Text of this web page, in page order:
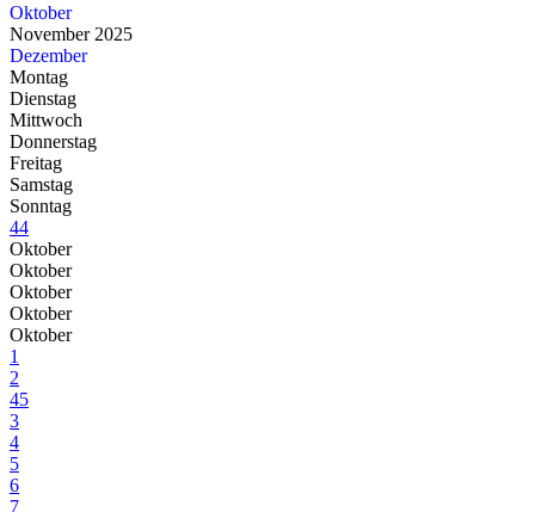
Oktober
November 2025
Dezember
Montag
Dienstag
Mittwoch
Donnerstag
Freitag
Samstag
Sonntag
44
Oktober
Oktober
Oktober
Oktober
Oktober
1
2
45
3
4
5
6
7